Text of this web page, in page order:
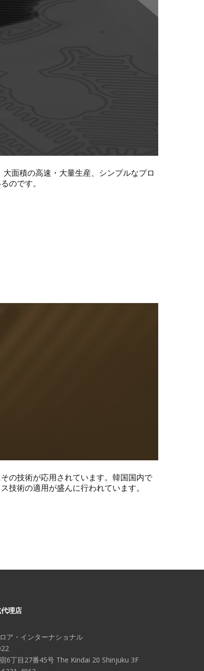
面積の高速・大量生産、シンプルなプロ
のです。
の技術が応用されています。韓国国内で
技術の適用が盛んに行われています。
理店
ア・インターナショナル
6丁目27番45号 The Kindai 20 Shinjuku 3F